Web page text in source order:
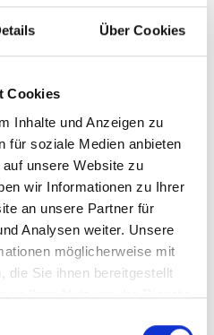
Über Cookies
Cookies
Inhalte und Anzeigen zu
für soziale Medien anbieten
unsere Website zu
wir Informationen zu Ihrer
an unsere Partner für
Analysen weiter. Unsere
möglicherweise mit
die Sie ihnen bereitgestellt
Ihrer Nutzung der Dienste
und unsere
dass sie dir
zeigt,
zu bieten.
das richtige
ausgestattet mit
Strategiendieses
deiner